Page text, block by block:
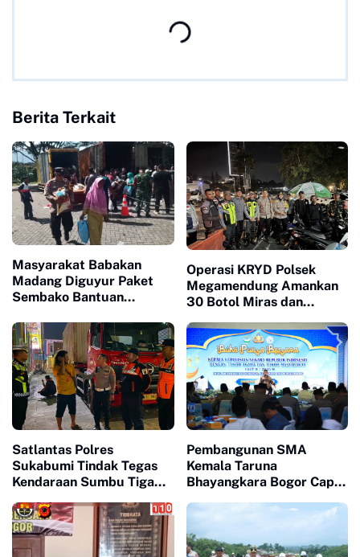
Berita Terkait
Masyarakat Babakan
Madang Diguyur Paket
Sembako Bantuan
Operasi KRYD Polsek
Megamendung Amankan
30 Botol Miras dan
Call Center 110
Satlantas Polres
Sukabumi Tindak Tegas
Kendaraan Sumbu Tiga
Balik Lebaran 2026
Pembangunan SMA
Kemala Taruna
Bhayangkara Bogor Capai
Buka Puasa Bersama
Warga Gunung Sindur